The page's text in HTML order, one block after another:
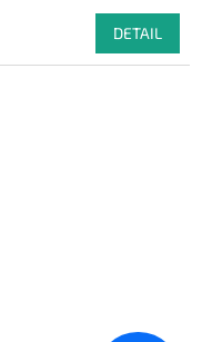
DETAIL